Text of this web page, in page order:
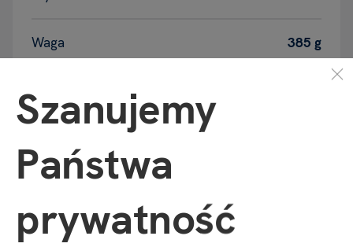
Waga 385 g
Producent - w rozumieniu
GPSR
ALBI Česká republika a.s.
Szanujemy
Państwa
prywatność